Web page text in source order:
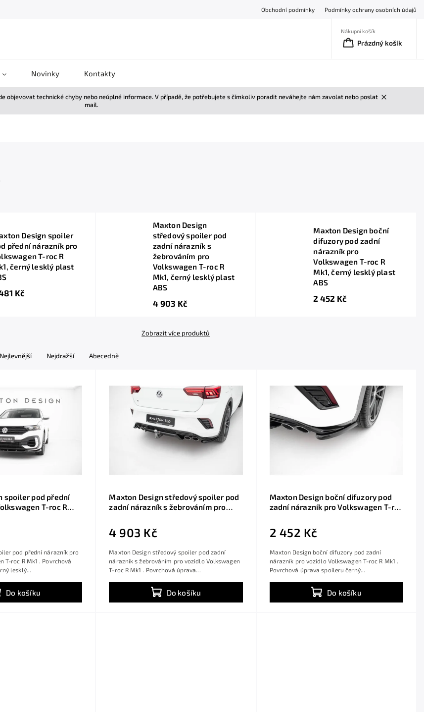
Obchodní podmínky Podmínky ochrany osobních údajů
Nákupní košík
Prázdný košík
Novinky Kontakty
objevovat technické chyby nebo neúplné informace. V případě, že potřebujete s čímkoliv poradit neváhejte nám zavolat nebo poslat
mail.
Design spoiler
přední nárazník pro
T-roc R
černý lesklý plast
Kč
Maxton Design
středový spoiler pod
zadní nárazník s
žebrováním pro
Volkswagen T-roc R
Mk1, černý lesklý plast
ABS
4 903 Kč
Maxton Design boční
difuzory pod zadní
nárazník pro
Volkswagen T-roc R
Mk1, černý lesklý plast
ABS
2 452 Kč
Zobrazit více produktů
Nejlevnější Nejdražší Abecedně
spoiler pod přední
T-roc R
Do košíku
pod přední nárazník pro
T-roc R Mk1 . Povrchová
lesklý...
Maxton Design středový spoiler pod
zadní nárazník s žebrováním pro
lesklý plast ABS
4 903 Kč
Do košíku
Maxton Design středový spoiler pod zadní
nárazník s žebrováním pro vozidlo Volkswagen
T-roc R Mk1 . Povrchová úprava...
Maxton Design boční difuzory pod
zadní nárazník pro Volkswagen T-roc
2 452 Kč
Do košíku
Maxton Design boční difuzory pod zadní
nárazník pro vozidlo Volkswagen T-roc R Mk1 .
Povrchová úprava spoileru černý...